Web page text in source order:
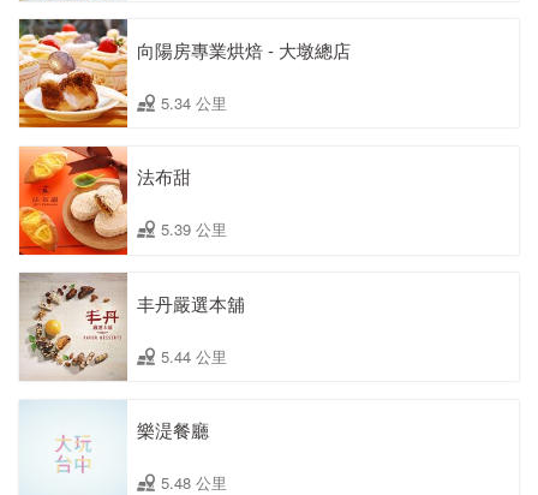
向陽房專業烘焙 - 大墩總店
5.34 公里
法布甜
5.39 公里
丰丹嚴選本舖
5.44 公里
樂湜餐廳
5.48 公里